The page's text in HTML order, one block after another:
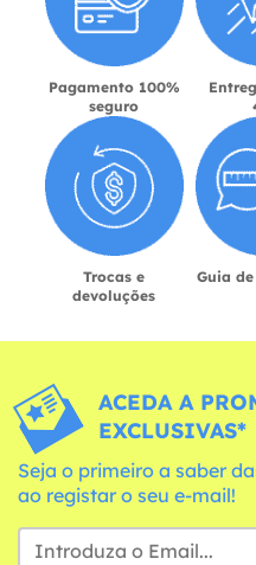
Pagamento 100%
seguro
Trocas e
devoluções
Guia
ACEDA A
EXCLUSIVAS*
Seja o primeiro a saber
ao registar o seu e-mail!